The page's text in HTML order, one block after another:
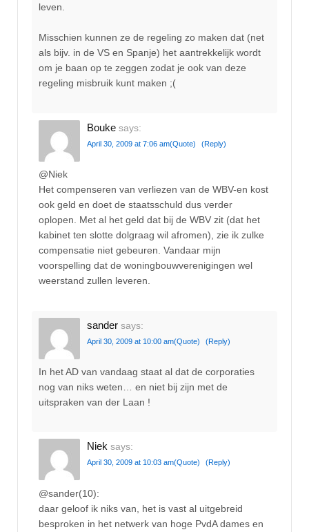
leven.
Misschien kunnen ze de regeling zo maken dat (net
als bijv. in de VS en Spanje) het aantrekkelijk wordt
om je baan op te zeggen zodat je ook van deze
regeling misbruik kunt maken ;(
Bouke says:
April 30, 2009 at 7:06 am(Quote) (Reply)
@Niek
Het compenseren van verliezen van de WBV-en kost
ook geld en doet de staatsschuld dus verder
oplopen. Met al het geld dat bij de WBV zit (dat het
kabinet ten slotte dolgraag wil afromen), zie ik zulke
compensatie niet gebeuren. Vandaar mijn
voorspelling dat de woningbouwverenigingen wel
weerstand zullen leveren.
sander says:
April 30, 2009 at 10:00 am(Quote) (Reply)
In het AD van vandaag staat al dat de corporaties
nog van niks weten… en niet bij zijn met de
uitspraken van der Laan !
Niek says:
April 30, 2009 at 10:03 am(Quote) (Reply)
@sander(10):
daar geloof ik niks van, het is vast al uitgebreid
besproken in het netwerk van hoge PvdA dames en